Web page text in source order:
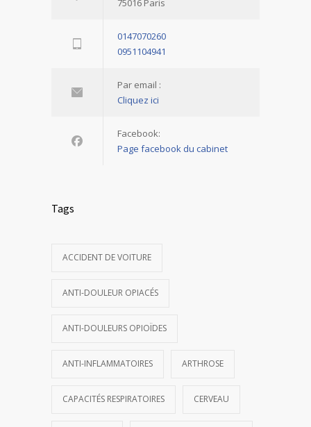
0147070260
0951104941
Par email :
Cliquez ici
Facebook:
Page facebook du cabinet
Tags
ACCIDENT DE VOITURE
ANTI-DOULEUR OPIACÉS
ANTI-DOULEURS OPIOÏDES
ANTI-INFLAMMATOIRES ARTHROSE
CAPACITÉS RESPIRATOIRES CERVEAU